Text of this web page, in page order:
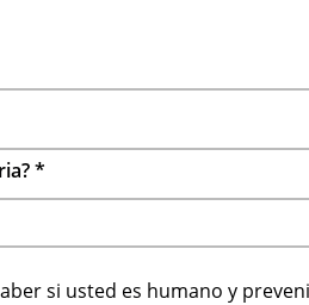
*
si usted es humano y